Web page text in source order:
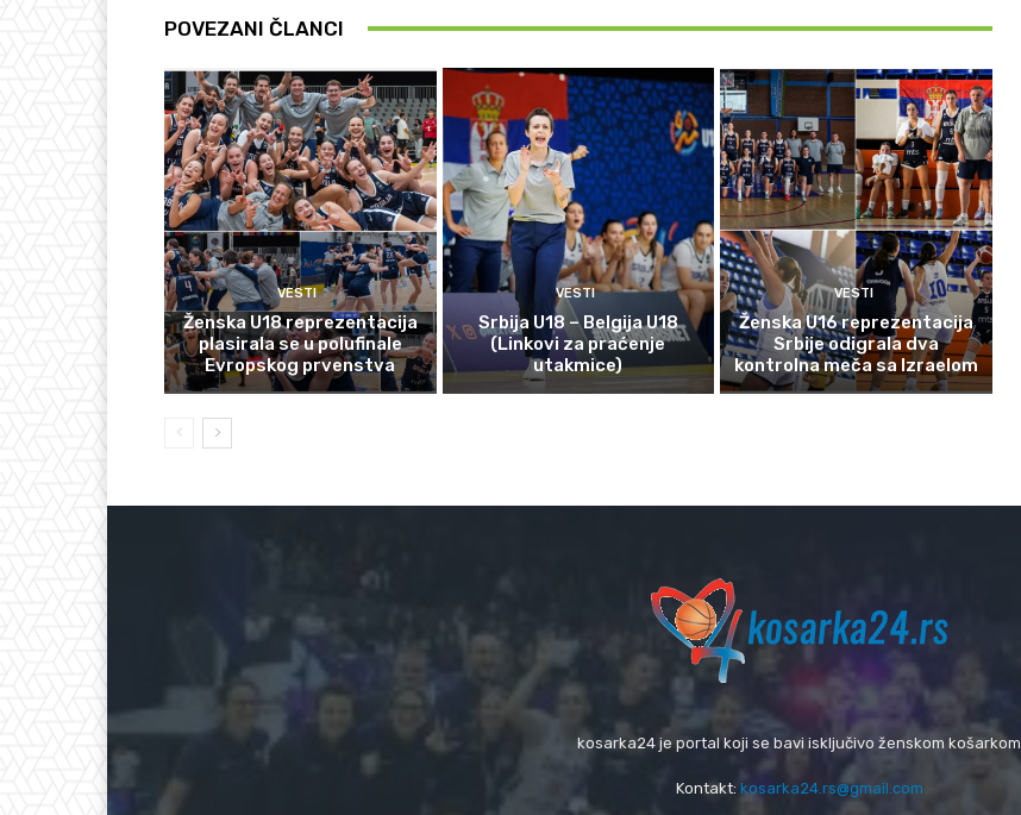
POVEZANI ČLANCI
VESTI
Ženska U18 reprezentacija
plasirala se u polufinale
Evropskog prvenstva
VESTI
Srbija U18 – Belgija U18
(Linkovi za praćenje
utakmice)
VESTI
Ženska U16 reprezentacija
Srbije odigrala dva
kontrolna meča sa Izraelom
kosarka24 je portal koji se bavi isključivo ženskom košarkom
Kontakt: kosarka24.rs@gmail.com